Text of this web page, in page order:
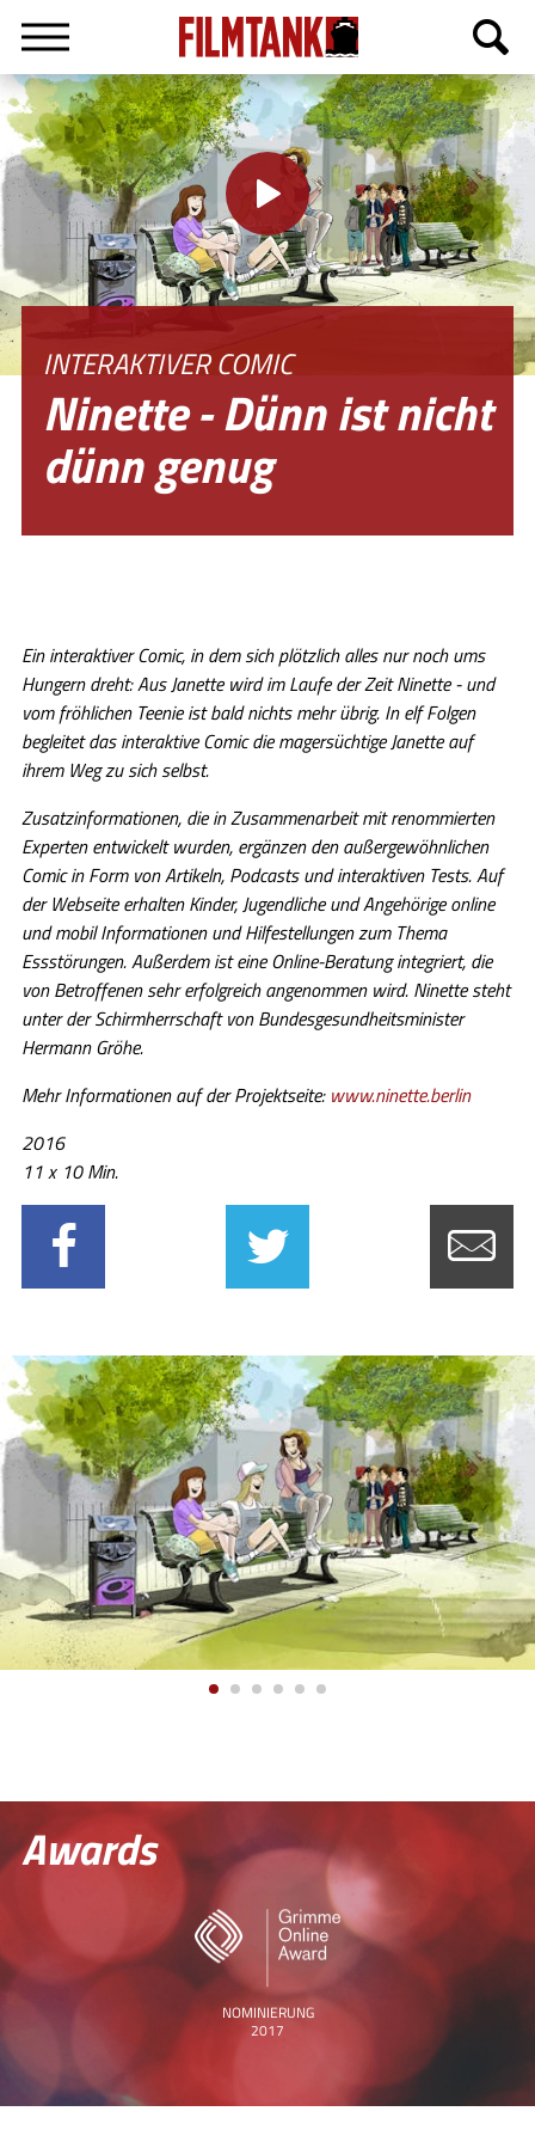
English
INTERAKTIVER COMIC
Ninette - Dünn ist nicht
dünn genug
Ein interaktiver Comic, in dem sich plötzlich alles nur noch ums
Hungern dreht: Aus Janette wird im Laufe der Zeit Ninette - und
vom fröhlichen Teenie ist bald nichts mehr übrig. In elf Folgen
begleitet das interaktive Comic die magersüchtige Janette auf
ihrem Weg zu sich selbst.
Zusatzinformationen, die in Zusammenarbeit mit renommierten
Experten entwickelt wurden, ergänzen den außergewöhnlichen
Comic in Form von Artikeln, Podcasts und interaktiven Tests. Auf
der Webseite erhalten Kinder, Jugendliche und Angehörige online
und mobil Informationen und Hilfestellungen zum Thema
Essstörungen. Außerdem ist eine Online-Beratung integriert, die
von Betroffenen sehr erfolgreich angenommen wird. Ninette steht
unter der Schirmherrschaft von Bundesgesundheitsminister
Hermann Gröhe.
Mehr Informationen auf der Projektseite: www.ninette.berlin
2016
11 x 10 Min.
Awards
NOMINIERUNG
2017